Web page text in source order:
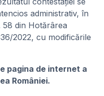
administrativ, în
din Hotărârea
2022, cu modificările
pagina de internet a
României.